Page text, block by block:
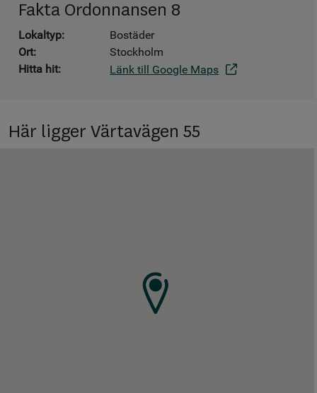
Fakta Ordonnansen 8
Lokaltyp:
Bostäder
Ort:
Stockholm
Hitta hit:
Länk till Google Maps
Här ligger Värtavägen 55